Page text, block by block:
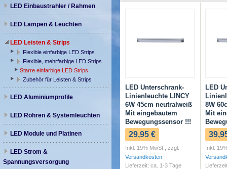
LED Unterschrank-
Linienleuchte LINCY
6W 45cm neutralweiß
Mit eingebautem
Bewegungssensor !!!
29,95 €
Inkl. 19% MwSt.
zzgl.
Versandkosten
Lieferzeit: ca. 1-3 Tage
LED
8W
Mit
Inkl.
LED Einbaustrahler / Rahmen
LED Lampen & Leuchten
LED Leisten & Strips
Flexible einfarbige LED Strips
Flexible, mehrfarbige LED Strips
Starre einfarbige LED Strips
Zubehör für Leisten & Strips
LED Aluminiumprofile
LED Röhren & Systemleuchten
LED Module und Platinen
LED Strom &
Spannungsversorgung